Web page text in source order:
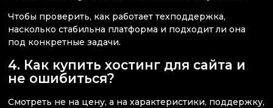
Чтобы проверить, как работает техподдержка,
насколько стабильна платформа и подходит ли она
под конкретные задачи.
4. Как купить хостинг для сайта и
не ошибиться?
Смотреть не на цену, а на характеристики, поддержку,